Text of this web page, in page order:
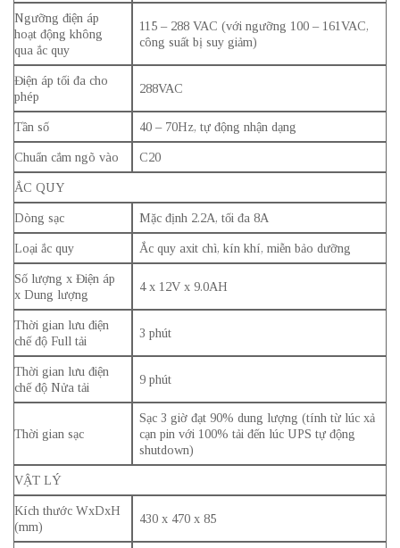
Ngưỡng điện áp
hoạt động không
qua ắc quy
115 – 288 VAC (với ngưỡng 100 – 161VAC,
công suất bị suy giảm)
Điện áp tối đa cho
phép
288VAC
Tần số 40 – 70Hz, tự động nhận dạng
Chuẩn cắm ngõ vào C20
ẮC QUY
Dòng sạc Mặc định 2.2A, tối đa 8A
Loại ắc quy Ắc quy axit chì, kín khí, miễn bảo dưỡng
Số lượng x Điện áp
x Dung lượng
4 x 12V x 9.0AH
Thời gian lưu điện
chế độ Full tải
3 phút
Thời gian lưu điện
chế độ Nửa tải
9 phút
Thời gian sạc
Sạc 3 giờ đạt 90% dung lượng (tính từ lúc xả
cạn pin với 100% tải đến lúc UPS tự động
shutdown)
VẬT LÝ
Kích thước WxDxH
(mm)
430 x 470 x 85